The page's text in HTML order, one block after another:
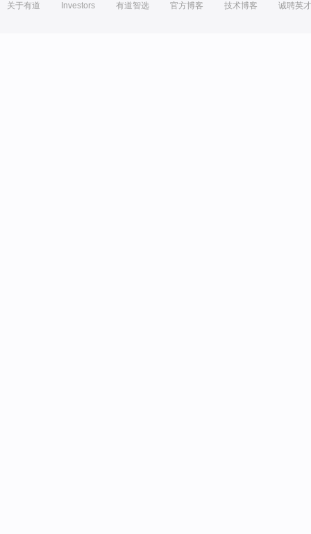
关于有道 Investors 有道智选 官方博客 技术博客 诚聘英才